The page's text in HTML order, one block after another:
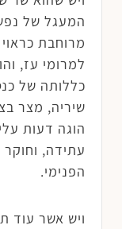
המעגל של
מרוחבת
למרומי עז,
כללותה של
שיריה, מצר
הוגה דעות
עתידה,
הפנימי.
ויש אשר עוד